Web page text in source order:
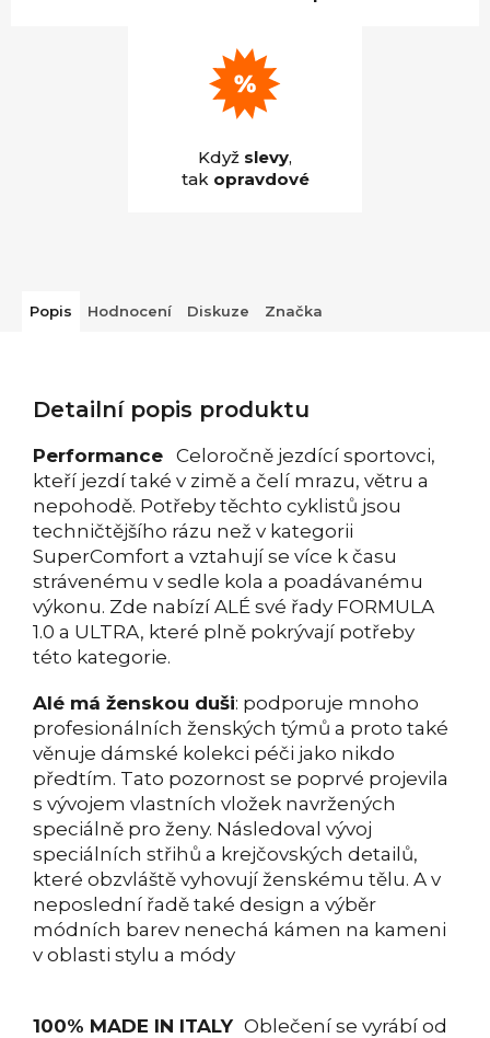
Když slevy,
tak opravdové
Popis Hodnocení Diskuze Značka
Detailní popis produktu
Performance Celoročně jezdící sportovci,
kteří jezdí také v zimě a čelí mrazu, větru a
nepohodě. Potřeby těchto cyklistů jsou
techničtějšího rázu než v kategorii
SuperComfort a vztahují se více k času
strávenému v sedle kola a poadávanému
výkonu. Zde nabízí ALÉ své řady FORMULA
1.0 a ULTRA, které plně pokrývají potřeby
této kategorie.
Alé má ženskou duši: podporuje mnoho
profesionálních ženských týmů a proto také
věnuje dámské kolekci péči jako nikdo
předtím. Tato pozornost se poprvé projevila
s vývojem vlastních vložek navržených
speciálně pro ženy. Následoval vývoj
speciálních střihů a krejčovských detailů,
které obzvláště vyhovují ženskému tělu. A v
neposlední řadě také design a výběr
módních barev nenechá kámen na kameni
v oblasti stylu a módy
100% MADE IN ITALY Oblečení se vyrábí od